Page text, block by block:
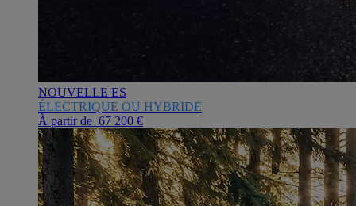
NOUVELLE ES
ÉLECTRIQUE OU HYBRIDE
À partir de 67 200 €